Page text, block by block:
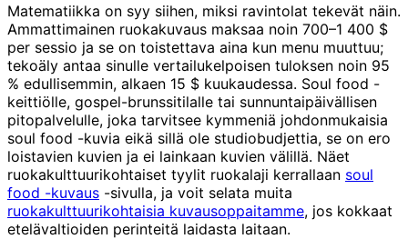
Matematiikka on syy siihen, miksi ravintolat tekevät näin.
Ammattimainen ruokakuvaus maksaa noin 700–1 400 $
per sessio ja se on toistettava aina kun menu muuttuu;
tekoäly antaa sinulle vertailukelpoisen tuloksen noin 95
% edullisemmin, alkaen 15 $ kuukaudessa. Soul food -
keittiölle, gospel-brunssitilalle tai sunnuntaipäivällisen
pitopalvelulle, joka tarvitsee kymmeniä johdonmukaisia
soul food -kuvia eikä sillä ole studiobudjettia, se on ero
loistavien kuvien ja ei lainkaan kuvien välillä. Näet
ruokakulttuurikohtaiset tyylit ruokalaji kerrallaan soul
food -kuvaus -sivulla, ja voit selata muita
ruokakulttuurikohtaisia kuvausoppaitamme, jos kokkaat
etelävaltioiden perinteitä laidasta laitaan.